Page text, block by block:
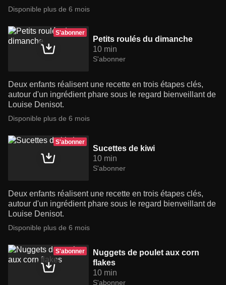
Disponible plus de 6 mois
S'abonner
Petits roulés du dimanche
10 min
S'abonner
Deux enfants réalisent une recette en trois étapes clés,
autour d'un ingrédient phare sous le regard bienveillant de
Louise Denisot.
Disponible plus de 6 mois
S'abonner
Sucettes de kiwi
10 min
S'abonner
Deux enfants réalisent une recette en trois étapes clés,
autour d'un ingrédient phare sous le regard bienveillant de
Louise Denisot.
Disponible plus de 6 mois
S'abonner
Nuggets de poulet aux corn
flakes
10 min
S'abonner